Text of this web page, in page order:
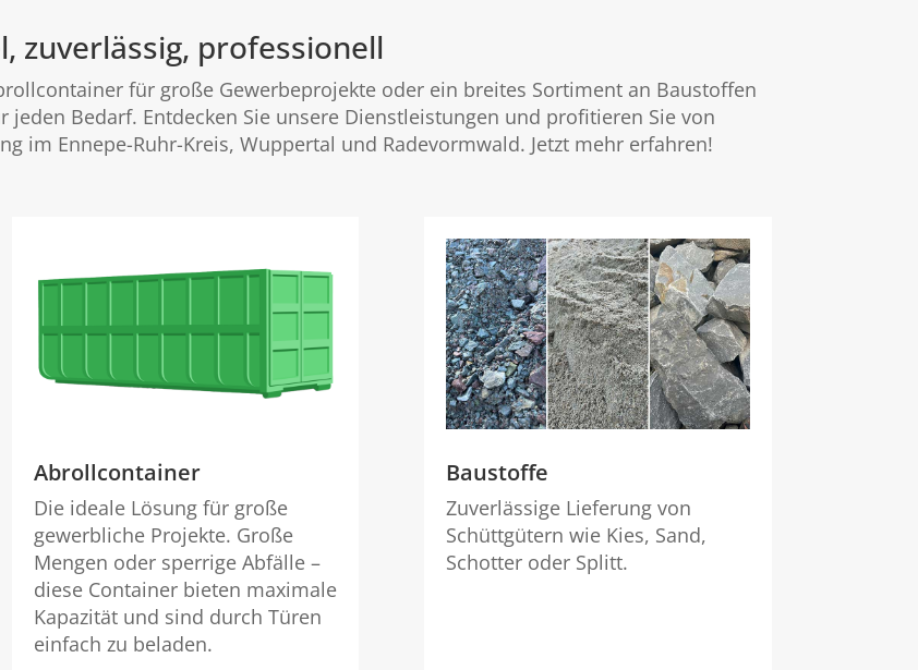
zuverlässig, professionell
für große Gewerbeprojekte oder ein breites Sortiment an Baustoffen
Bedarf. Entdecken Sie unsere Dienstleistungen und profitieren Sie von
im Ennepe-Ruhr-Kreis, Wuppertal und Radevormwald. Jetzt mehr erfahren!
Abrollcontainer
Die ideale Lösung für große
gewerbliche Projekte. Große
Mengen oder sperrige Abfälle –
diese Container bieten maximale
Kapazität und sind durch Türen
einfach zu beladen.
Baustoffe
Zuverlässige Lieferung von
Schüttgütern wie Kies, Sand,
Schotter oder Splitt.